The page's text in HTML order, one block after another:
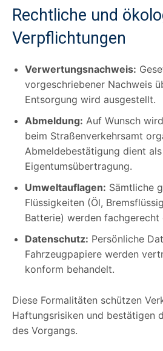
Rechtliche und
Verpflichtungen
Verwertungsnachweis:
vorgeschriebener Nachweis
Entsorgung wird ausgestellt.
Abmeldung: Auf Wunsch
beim Straßenverkehrsamt
Abmeldebestätigung dient
Eigentumsübertragung.
Umweltauflagen: Sämtliche
Flüssigkeiten (Öl,
Batterie) werden fachgerecht
Datenschutz: Persönliche
Fahrzeugpapiere werden
konform behandelt.
Diese Formalitäten schützen
Haftungsrisiken und bestätigen
des Vorgangs.